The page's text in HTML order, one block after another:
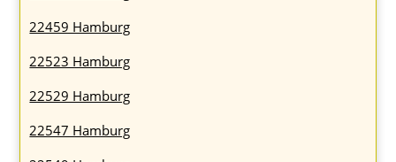
22459 Hamburg
22523 Hamburg
22529 Hamburg
22547 Hamburg